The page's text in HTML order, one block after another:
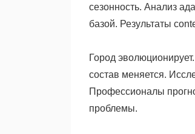
сезонность. Анализ
базой. Результаты
Город
состав меняется.
Профессионалы
проблемы.